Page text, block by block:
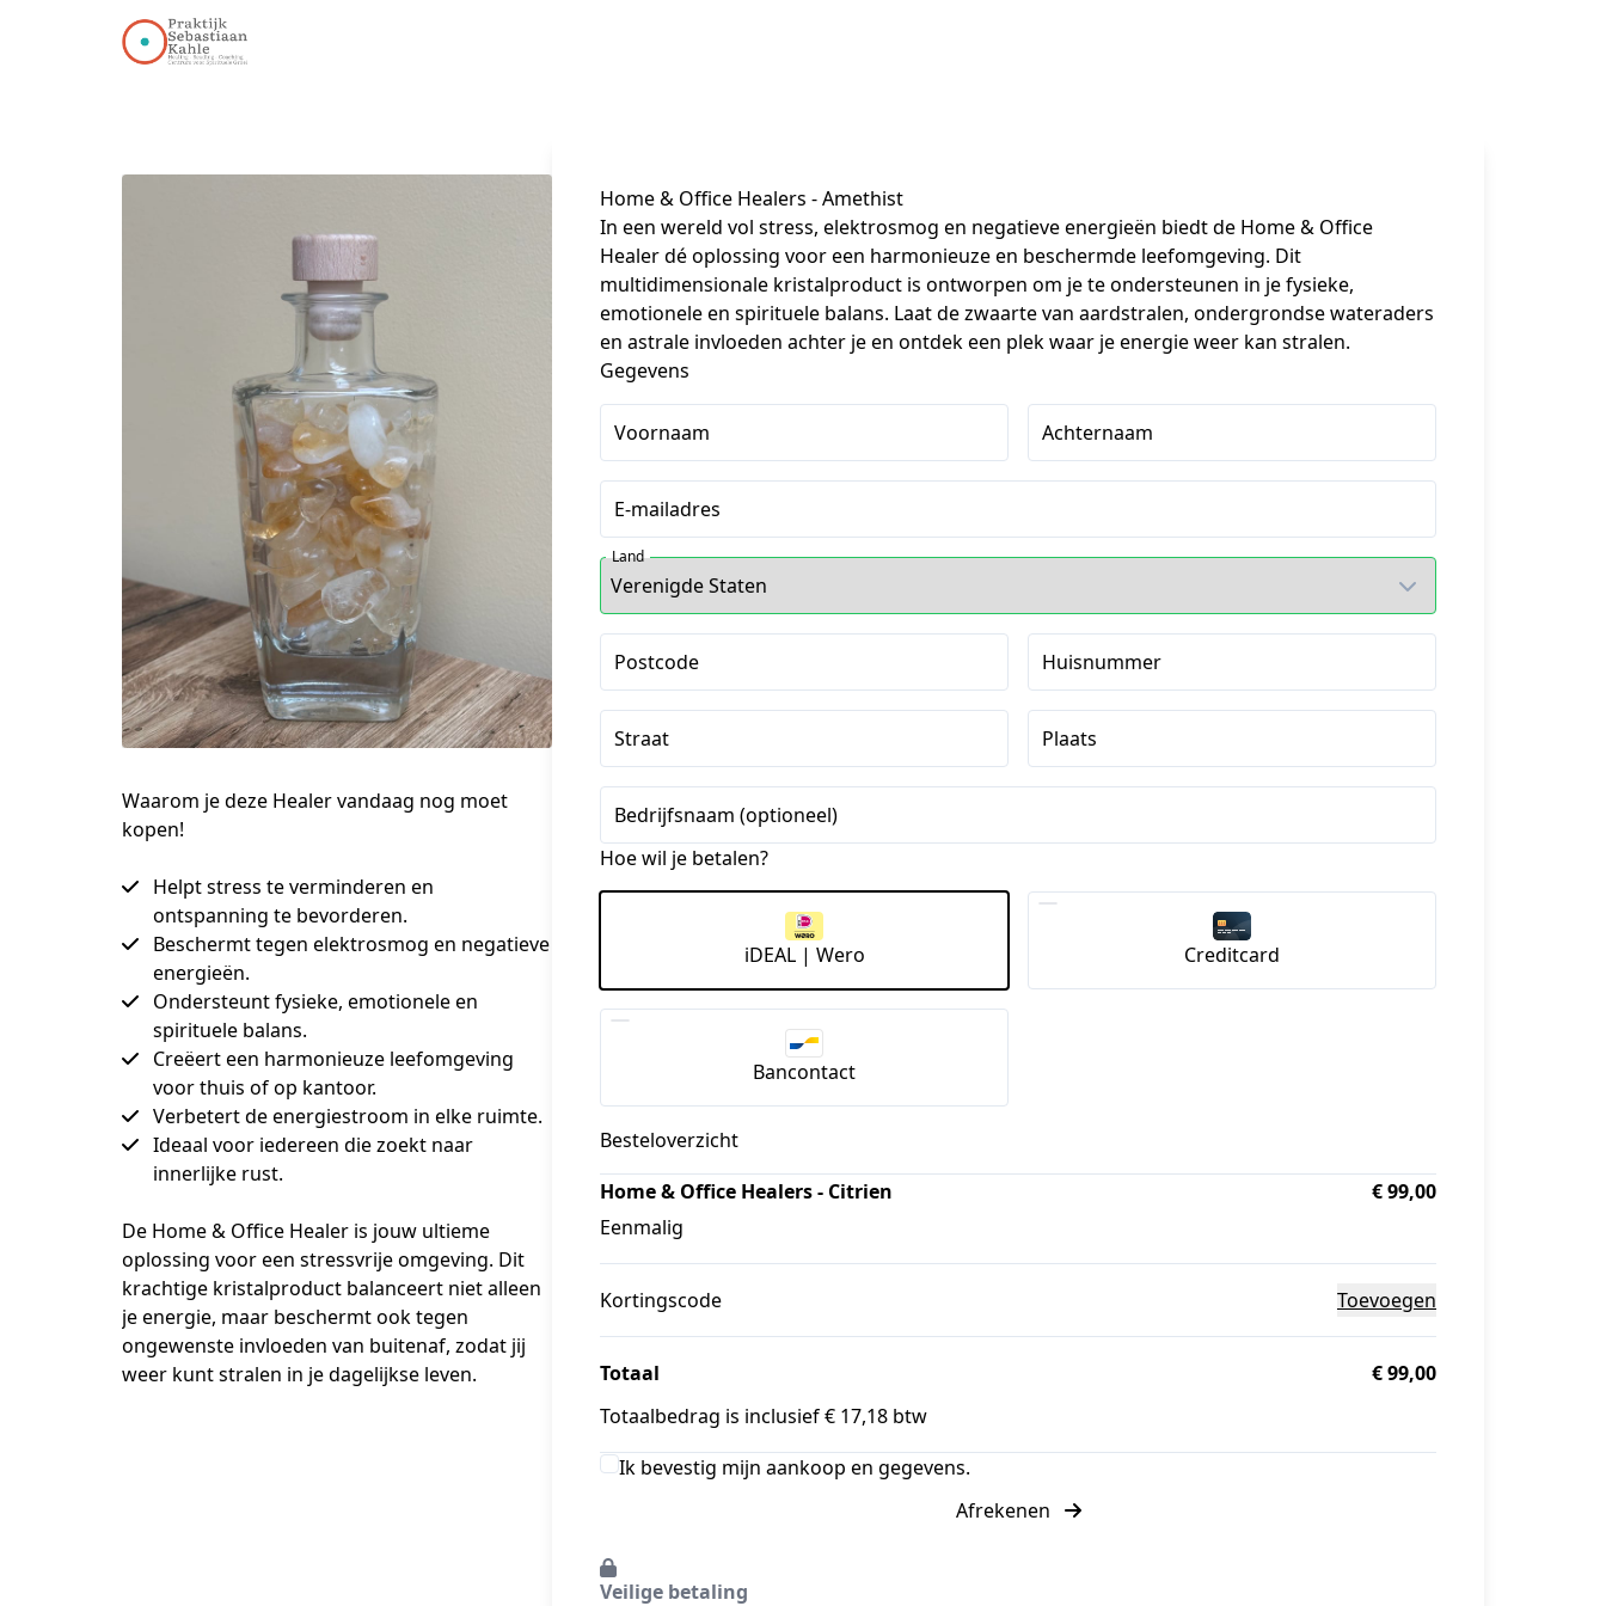
Waarom je deze Healer vandaag nog moet
kopen!
Helpt stress te verminderen en
ontspanning te bevorderen.
Beschermt tegen elektrosmog en negatieve
energieën.
Ondersteunt fysieke, emotionele en
spirituele balans.
Creëert een harmonieuze leefomgeving
voor thuis of op kantoor.
Verbetert de energiestroom in elke ruimte.
Ideaal voor iedereen die zoekt naar
innerlijke rust.
De Home & Office Healer is jouw ultieme
oplossing voor een stressvrije omgeving. Dit
krachtige kristalproduct balanceert niet alleen
je energie, maar beschermt ook tegen
ongewenste invloeden van buitenaf, zodat jij
weer kunt stralen in je dagelijkse leven.
Home & Office Healers - Amethist
In een wereld vol stress, elektrosmog en negatieve energieën biedt de Home & Office
Healer dé oplossing voor een harmonieuze en beschermde leefomgeving. Dit
multidimensionale kristalproduct is ontworpen om je te ondersteunen in je fysieke,
emotionele en spirituele balans. Laat de zwaarte van aardstralen, ondergrondse wateraders
en astrale invloeden achter je en ontdek een plek waar je energie weer kan stralen.
Gegevens
Voornaam Achternaam
E-mailadres
Land
Postcode Huisnummer
Straat Plaats
Bedrijfsnaam (optioneel)
Hoe wil je betalen?
iDEAL | Wero Creditcard
Bancontact
Besteloverzicht
Home & Office Healers - Citrien
Eenmalig
€ 99,00
Kortingscode Toevoegen
Totaal
€ 99,00
Totaalbedrag is inclusief € 17,18 btw
Ik bevestig mijn aankoop en gegevens.
Afrekenen
Veilige betaling